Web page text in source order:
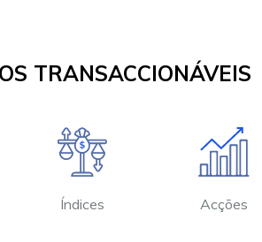
TRANSACCIONÁVEIS
Índices Acções